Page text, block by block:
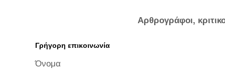
Αρθρογράφοι,
Γρήγορη επικοινωνία
Όνομα